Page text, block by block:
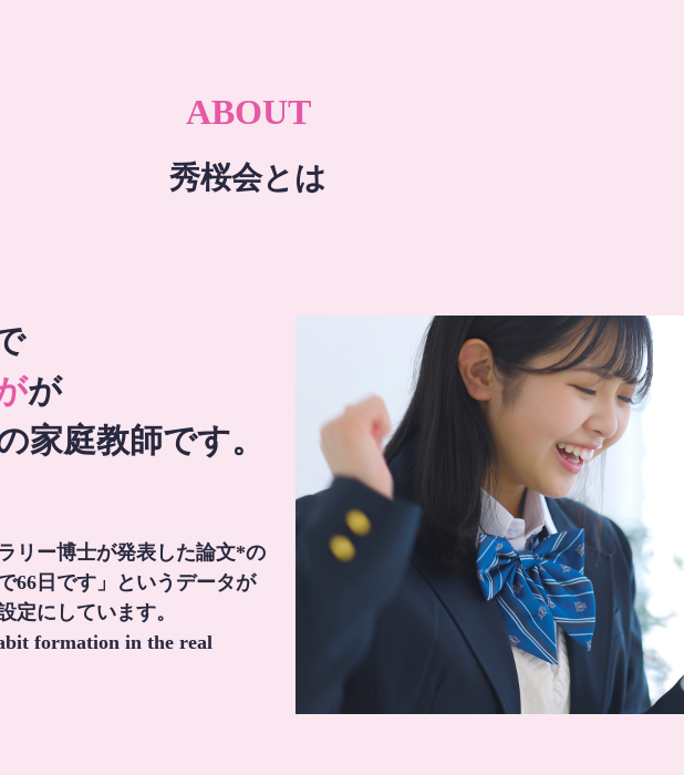
ABOUT
秀桜会とは
が
家庭教師です。
リー博士が発表した論文*の
66日です」というデータが
定にしています。
formation in the real